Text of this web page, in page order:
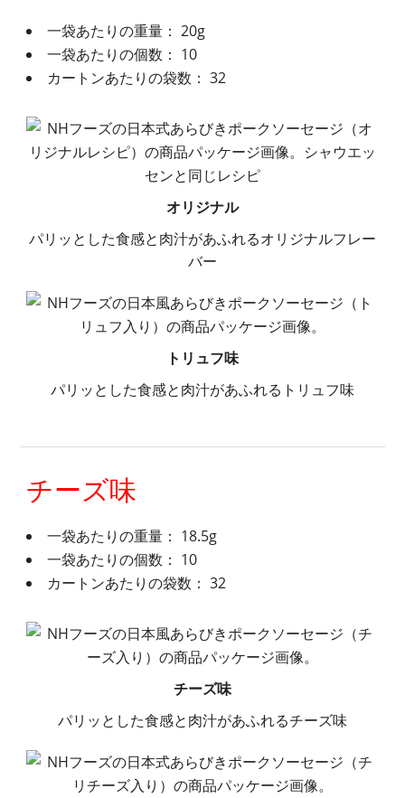
一袋あたりの重量： 20g
一袋あたりの個数： 10
カートンあたりの袋数： 32
オリジナル
パリッとした食感と肉汁があふれるオリジナルフレー
バー
トリュフ味
パリッとした食感と肉汁があふれるトリュフ味
チーズ味
一袋あたりの重量： 18.5g
一袋あたりの個数： 10
カートンあたりの袋数： 32
チーズ味
パリッとした食感と肉汁があふれるチーズ味